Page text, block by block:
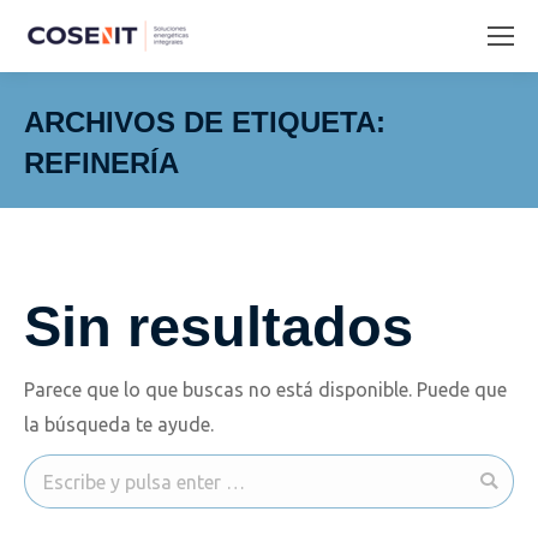
ARCHIVOS DE ETIQUETA:
REFINERÍA
Sin resultados
Parece que lo que buscas no está disponible. Puede que
la búsqueda te ayude.
Buscar: